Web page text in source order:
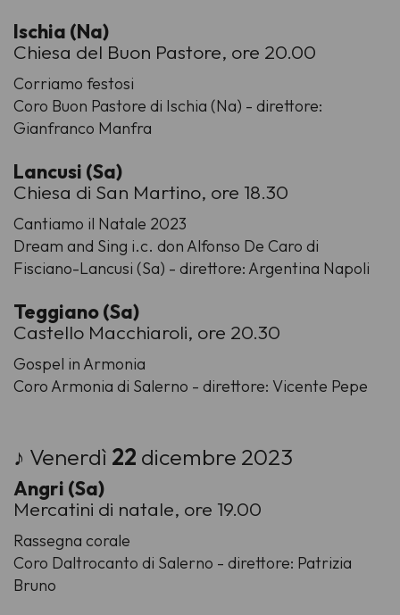
Ischia (Na)
Chiesa del Buon Pastore, ore 20.00
Corriamo festosi
Coro Buon Pastore di Ischia (Na) - direttore:
Gianfranco Manfra
Lancusi (Sa)
Chiesa di San Martino, ore 18.30
Cantiamo il Natale 2023
Dream and Sing i.c. don Alfonso De Caro di
Fisciano-Lancusi (Sa) - direttore: Argentina Napoli
Teggiano (Sa)
Castello Macchiaroli, ore 20.30
Gospel in Armonia
Coro Armonia di Salerno - direttore: Vicente Pepe
♪ Venerdì 22 dicembre 2023
Angri (Sa)
Mercatini di natale, ore 19.00
Rassegna corale
Coro Daltrocanto di Salerno - direttore: Patrizia
Bruno